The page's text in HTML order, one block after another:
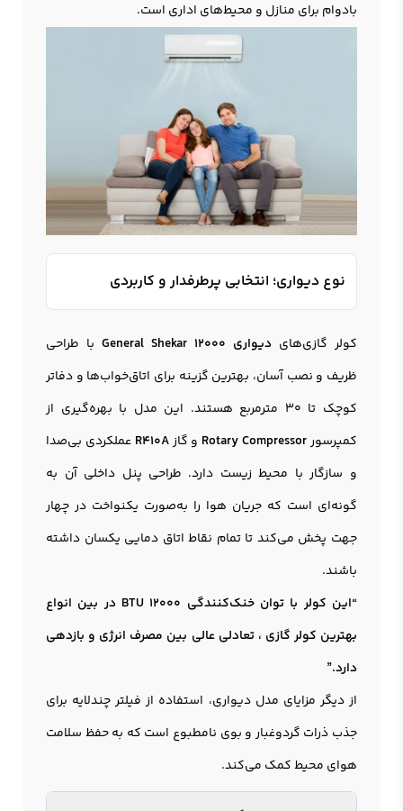
بادوام برای منازل و محیط‌های اداری است.
نوع دیواری؛ انتخابی پرطرفدار و کاربردی
کولر گازی‌هایدیواری General Shekar 12000
با طراحی
ظریف و نصب آسان، بهترین گزینه برای اتاق‌خواب‌ها و دفاتر
کوچک تا 30 مترمربع هستند. این مدل با بهره‌گیری از
کمپرسورRotary Compressor و گازR410A عملکردی بی‌صدا
و سازگار با محیط زیست دارد. طراحی پنل داخلی آن به
گونه‌ای است که جریان هوا را به‌صورت یکنواخت در چهار
جهت پخش می‌کند تا تمام نقاط اتاق دمایی یکسان داشته
باشند.
“این کولر با توان خنک‌کنندگی 12000 BTU در بین انواع
بهترین کولر گازی ، تعادلی عالی بین مصرف انرژی و بازدهی
دارد.”
از دیگر مزایای مدل دیواری، استفاده از فیلتر چندلایه برای
جذب ذرات گردوغبار و بوی نامطبوع است که به حفظ سلامت
هوای محیط کمک می‌کند.